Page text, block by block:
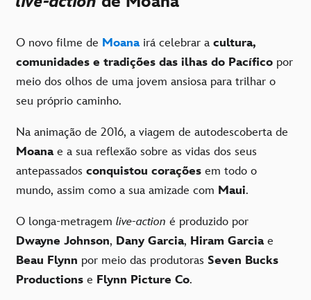
O novo filme de Moanairá celebrar a cultura,
comunidades e tradições das ilhas do Pacífico por
meio dos olhos de uma jovem ansiosa para trilhar o
seu próprio caminho.
Na animação de 2016, a viagem de autodescoberta de
Moanae a sua reflexão sobre as vidas dos seus
antepassados conquistou corações em todo o
mundo, assim como a sua amizade com Maui.
O longa-metragem live-action é produzido por
Dwayne Johnson, Dany Garcia, Hiram Garciae
Beau Flynn por meio das produtoras Seven Bucks
Productions e Flynn Picture Co.